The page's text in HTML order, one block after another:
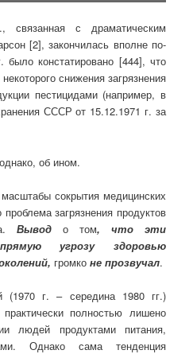
с драматическим
[2], закончилась вполне по-
было констатировано [444], что
снижения загрязнения
пестицидами (например, в
СССР от 15.12.1971 г. за
об ином.
сокрытия медицинских
загрязнения продуктов
Вывод о том, что эти
угрозу здоровью
громконе прозвучал.
(1970 г. – середина 1980 гг.)
полностью лишено
людей продуктами питания,
Однако сама тенденция